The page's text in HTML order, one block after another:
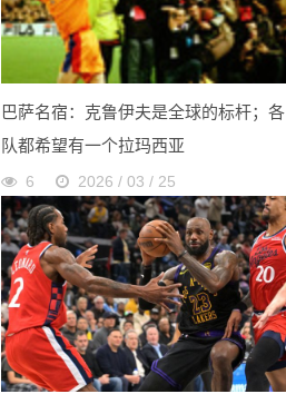
巴萨名宿：克鲁伊夫是全球的标杆；各
队都希望有一个拉玛西亚
6 2026 / 03 / 25